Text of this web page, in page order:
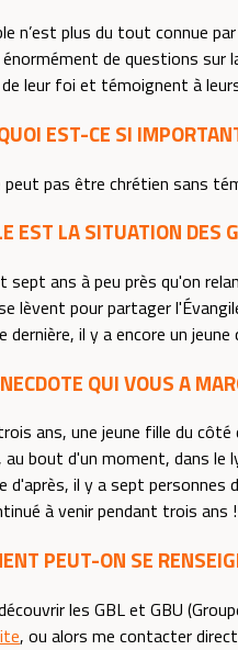
n’est plus du tout connue
de questions sur
leur foi et témoignent à
EST-CE SI
peut pas être chrétien sans
EST LA SITUATION DES
sept ans à peu près qu'on
lèvent pour partager
dernière, il y a encore un jeune
QUI VOUS A
ans, une jeune fille du
au bout d'un moment, dans le
d'après, il y a sept
à venir pendant trois ans !
PEUT-ON SE
les GBL et GBU
, ou alors me contacter